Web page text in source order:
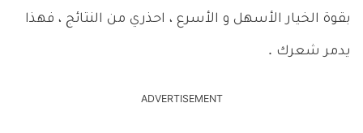
بقوة الخيار الأسهل و الأسرع ، احذري من النتائج ، فهذا
يدمر شعرك .
ADVERTISEMENT